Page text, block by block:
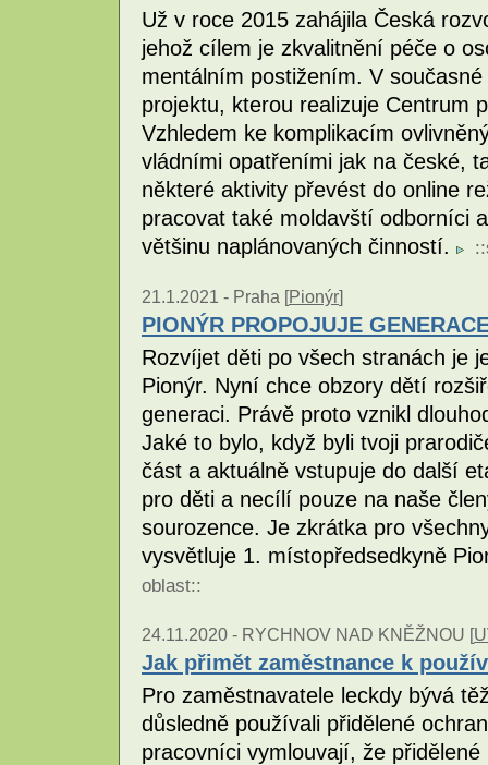
Už v roce 2015 zahájila Česká
jehož cílem je zkvalitnění péče o
mentálním postižením. V
projektu, kterou realizuje Centrum
Vzhledem ke komplikacím
vládními opatřeními jak na české,
některé aktivity převést do online
pracovat také moldavští odborníci
většinu naplánovaných činností.
::
21.1.2021 - Praha [Pionýr]
PIONÝR PROPOJUJE
Rozvíjet děti po všech stranách je
Pionýr. Nyní chce obzory dětí
generaci. Právě proto vznikl
Jaké to bylo, když byli tvoji
část a aktuálně vstupuje do další
pro děti a necílí pouze na naše
sourozence. Je zkrátka pro
vysvětluje 1. místopředsedkyně
oblast::
24.11.2020 - RYCHNOV NAD KNĚŽNOU [
Jak přimět zaměstnance k
Pro zaměstnavatele leckdy bývá
důsledně používali přidělené
pracovníci vymlouvají, že